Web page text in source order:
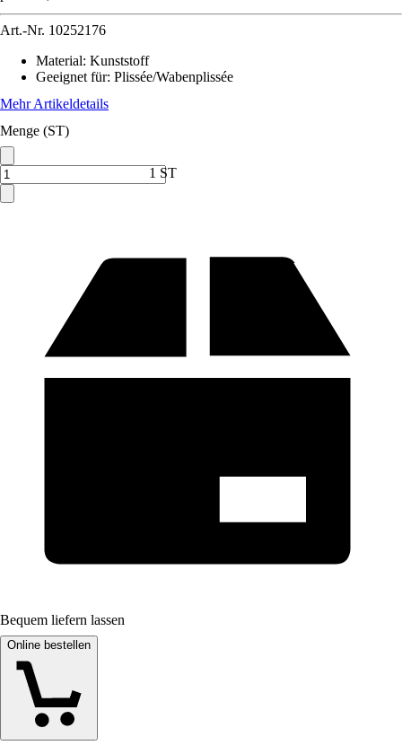
Art.-Nr. 10252176
Material: Kunststoff
Geeignet für: Plissée/Wabenplissée
Mehr Artikeldetails
Menge (ST)
1 ST
Bequem liefern lassen
Online bestellen